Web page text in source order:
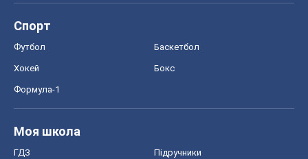
Спорт
Футбол Баскетбол
Хокей Бокс
Формула-1
Моя школа
ГДЗ Підручники